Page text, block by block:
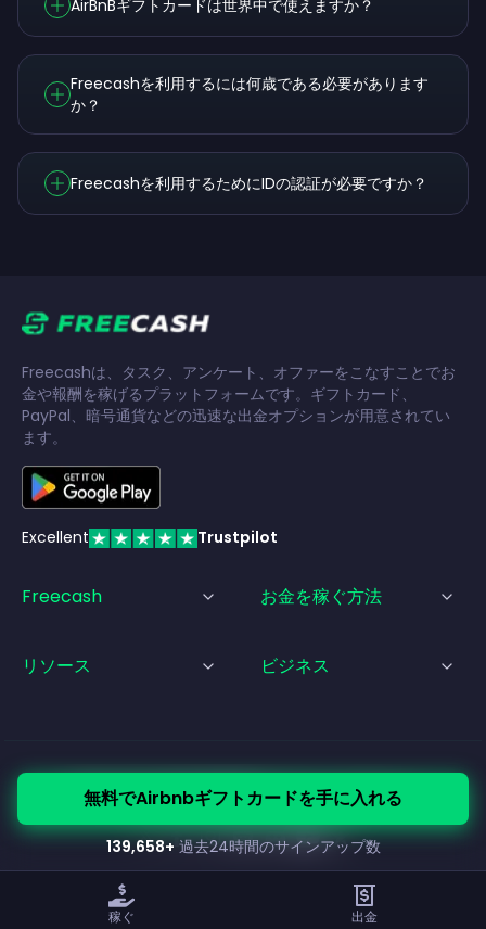
AirBnBギフトカードは世界中で使えますか？
Freecashを利用するには何歳である必要があります
か？
Freecashを利用するためにIDの認証が必要ですか？
稼ぐ 出金
無料でAirbnbギフトカードを手に入れる
139,658+ 過去24時間のサインアップ数
Freecashは、タスク、アンケート、オファーをこなすことでお
金や報酬を稼げるプラットフォームです。ギフトカード、
PayPal、暗号通貨などの迅速な出金オプションが用意されてい
ます。
Excellent Trustpilot
Freecash お金を稼ぐ方法
リソース ビジネス
© Freecash 2026 利用規約
プライバシーポリシー
•クッキーポリシー• インプリント